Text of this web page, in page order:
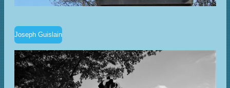
Joseph Guislain